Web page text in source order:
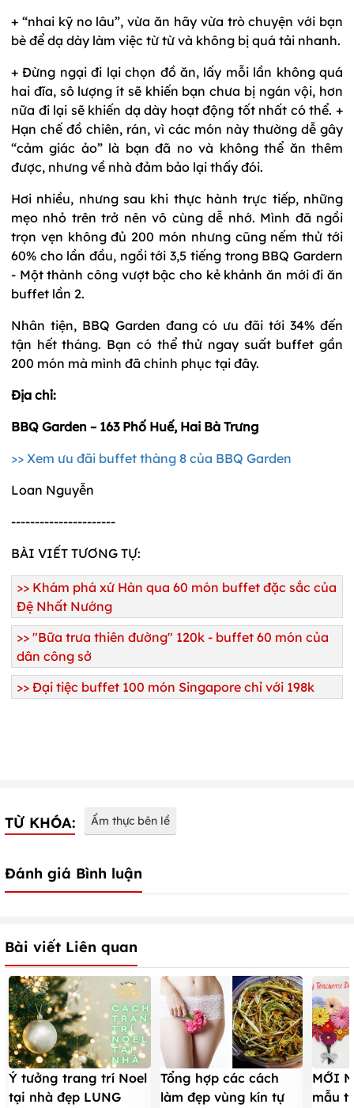
+ “nhai kỹ no lâu”, vừa ăn hãy vừa trò chuyện với bạn
bè để dạ dày làm việc từ từ và không bị quá tải nhanh.
+ Đừng ngại đi lại chọn đồ ăn, lấy mỗi lần không quá
hai đĩa, sô lượng ít sẽ khiến bạn chưa bị ngán vội, hơn
nữa đi lại sẽ khiến dạ dày hoạt động tốt nhất có thể. +
Hạn chế đồ chiên, rán, vì các món này thường dễ gây
“cảm giác ảo” là bạn đã no và không thể ăn thêm
được, nhưng về nhà đảm bảo lại thấy đói.
Hơi nhiều, nhưng sau khi thực hành trực tiếp, những
mẹo nhỏ trên trở nên vô cùng dễ nhớ. Mình đã ngồi
trọn vẹn không đủ 200 món nhưng cũng nếm thử tới
60% cho lần đầu, ngồi tới 3,5 tiếng trong BBQ Gardern
- Một thành công vượt bậc cho kẻ khảnh ăn mới đi ăn
buffet lần 2.
Nhân tiện, BBQ Garden đang có ưu đãi tới 34% đến
tận hết tháng. Bạn có thể thử ngay suất buffet gần
200 món mà mình đã chinh phục tại đây.
Địa chỉ:
BBQ Garden – 163 Phố Huế, Hai Bà Trưng
>> Xem ưu đãi buffet thàng 8 của BBQ Garden
Loan Nguyễn
----------------------
BÀI VIẾT TƯƠNG TỰ:
>> Khám phá xứ Hàn qua 60 món buffet đặc sắc của
Đệ Nhất Nướng
>> "Bữa trưa thiên đường" 120k - buffet 60 món của
dân công sở
>> Đại tiệc buffet 100 món Singapore chỉ với 198k
TỪ KHÓA: Ẩm thực bên lề
Đánh giá Bình luận
Bài viết Liên quan
Ý tưởng trang trí Noel
tại nhà đẹp LUNG
Tổng hợp các cách
làm đẹp vùng kín tự
MỚI
mẫu